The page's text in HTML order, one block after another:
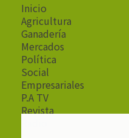
Inicio
Agricultura
Ganadería
Mercados
Política
Social
Empresariales
P.A TV
Revista